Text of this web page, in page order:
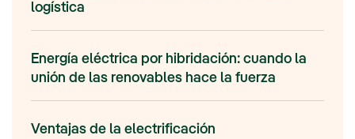
logística
Energía eléctrica por hibridación: cuando la
unión de las renovables hace la fuerza
Ventajas de la electrificación